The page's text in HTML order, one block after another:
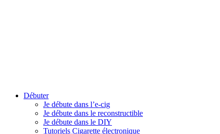
Débuter
Je débute dans l’e-cig
Je débute dans le reconstructible
Je débute dans le DIY
Tutoriels Cigarette électronique